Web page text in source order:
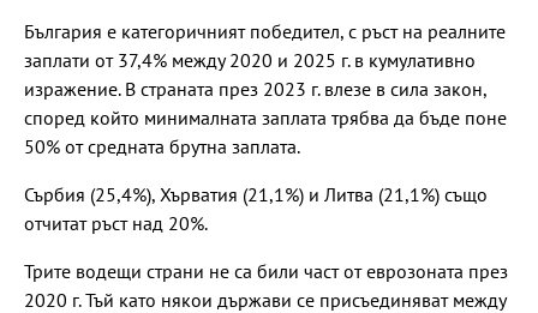
България е категоричният победител, с ръст на реалните
заплати от 37,4% между 2020 и 2025 г. в кумулативно
изражение. В страната през 2023 г. влезе в сила закон,
според който минималната заплата трябва да бъде поне
50% от средната брутна заплата.
Сърбия (25,4%), Хърватия (21,1%) и Литва (21,1%) също
отчитат ръст над 20%.
Трите водещи страни не са били част от еврозоната през
2020 г. Тъй като някои държави се присъединяват между